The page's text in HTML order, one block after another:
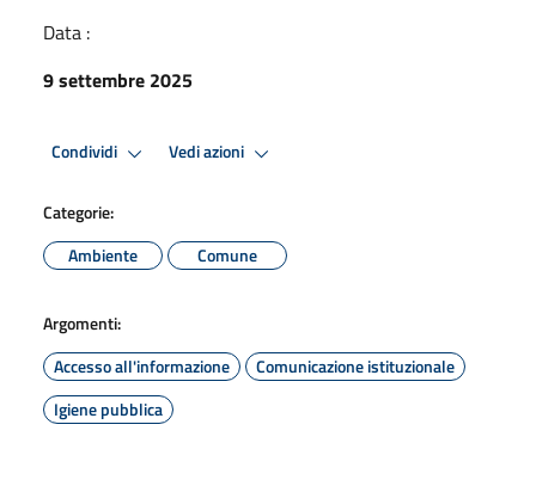
Data :
9 settembre 2025
Condividi Vedi azioni
Categorie:
Ambiente
Comune
Argomenti:
Accesso all'informazione
Comunicazione istituzionale
Igiene pubblica